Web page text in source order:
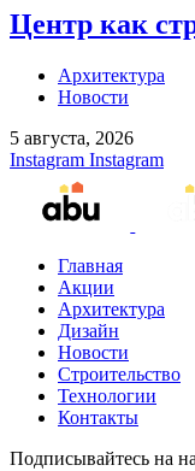
Центр как
Архитектура
Новости
5 августа, 2026
Instagram Instagram
Главная
Акции
Архитектура
Дизайн
Новости
Строительство
Технологии
Контакты
Подписывайтесь на